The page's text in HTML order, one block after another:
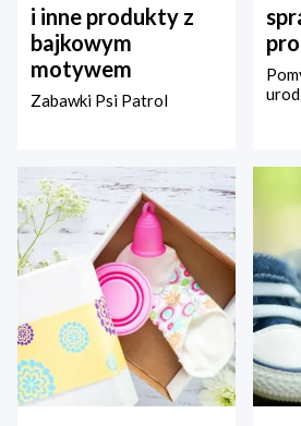
i inne produkty z
bajkowym
motywem
Zabawki Psi Patrol